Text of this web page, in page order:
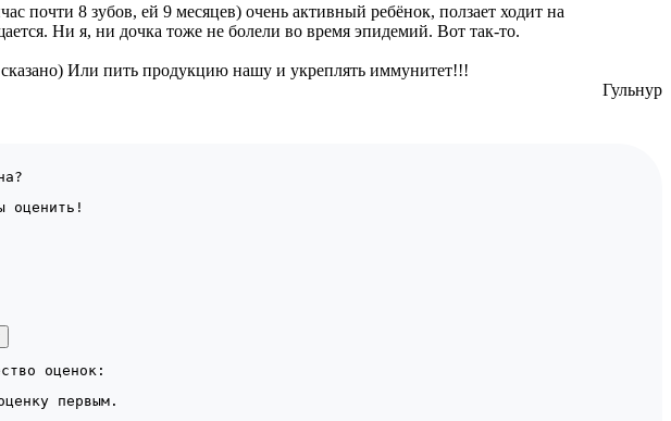
почти 8 зубов, ей 9 месяцев) очень активный ребёнок, ползает ходит на
Ни я, ни дочка тоже не болели во время эпидемий. Вот так-то.
сказано) Или пить продукцию нашу и укреплять иммунитет!!!
Гульнур
оценить!
оценок:
первым.